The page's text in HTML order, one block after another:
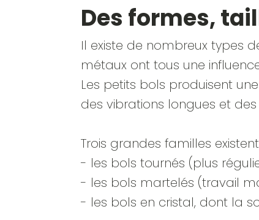
Des formes,
Il existe de nombreux types
métaux ont tous une
Les petits bols produisent
des vibrations longues et
Trois grandes familles
- les bols tournés (plus
- les bols martelés (travail
- les bols en cristal, dont la